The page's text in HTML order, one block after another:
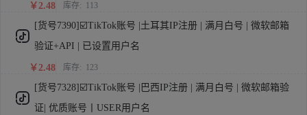
￥2.48 库存: 113
[货号7390]☑️TikTok账号 |土耳其IP注册 | 满月白号 | 微软邮箱
验证+API | 已设置用户名
￥2.48 库存: 123
[货号7328]☑️TikTok账号 |巴西IP注册 | 满月白号 | 微软邮箱验
证| 优质账号丨USER用户名